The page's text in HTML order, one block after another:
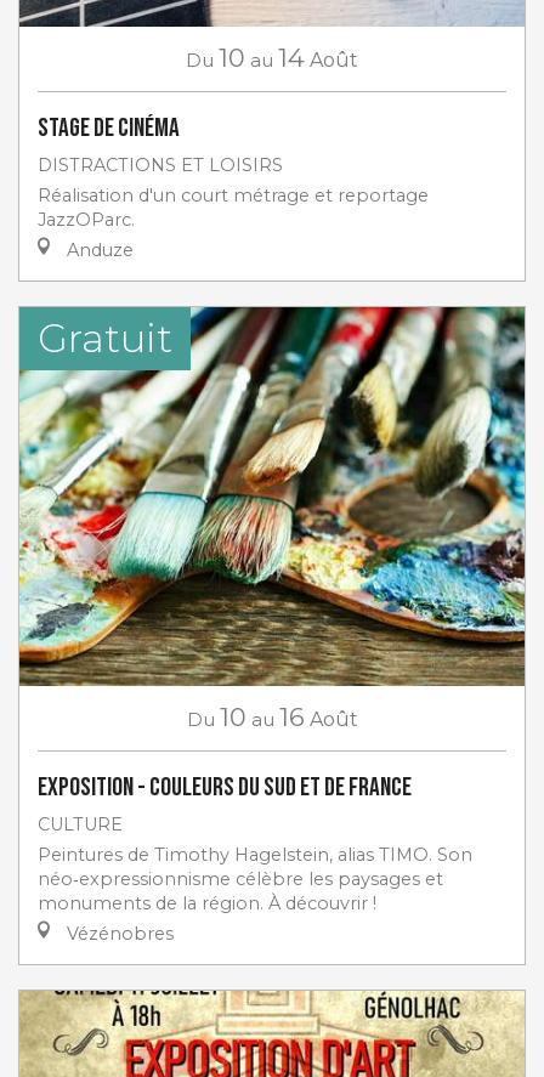
Du 10 au 14 Août
Stage de cinéma
DISTRACTIONS ET LOISIRS
Réalisation d'un court métrage et reportage
JazzOParc.
Anduze
Gratuit
Du 10 au 16 Août
Exposition - Couleurs du Sud et de France
CULTURE
Peintures de Timothy Hagelstein, alias TIMO. Son
néo‑expressionnisme célèbre les paysages et
monuments de la région. À découvrir !
Vézénobres